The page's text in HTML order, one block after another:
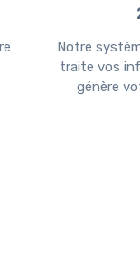
Notre
traite vos
génère